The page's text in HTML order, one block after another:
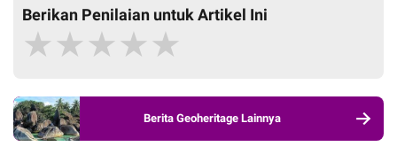
Berikan Penilaian untuk Artikel Ini
★★★★★
Berita Geoheritage Lainnya